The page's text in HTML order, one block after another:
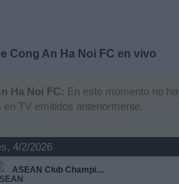
Cong An Ha Noi FC en vivo
Ha Noi FC: En este momento no
en TV emitidos anteriormente.
4/2/2026
ASEAN Club Championship